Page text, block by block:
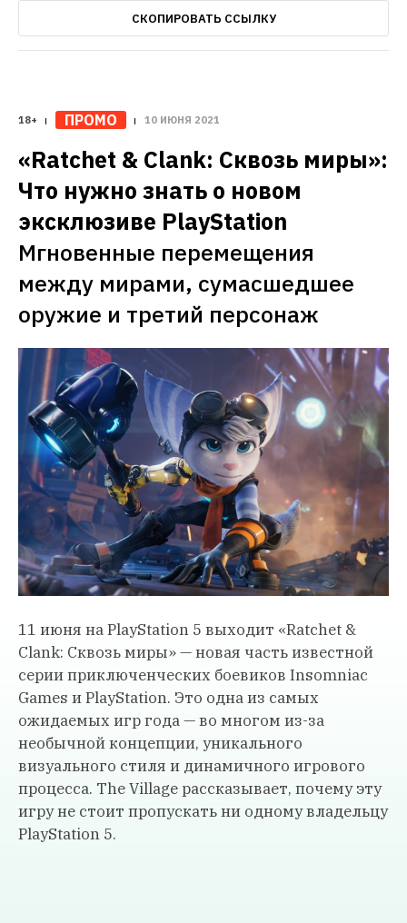
СКОПИРОВАТЬ ССЫЛКУ
18+ ПРОМО 10 ИЮНЯ 2021
«Ratchet & Clank: Сквозь миры»:
Что нужно знать о новом
эксклюзиве PlayStation
Мгновенные перемещения
между мирами, сумасшедшее
оружие и третий персонаж
11 июня на PlayStation 5 выходит «Ratchet &
Clank: Сквозь миры» — новая часть известной
серии приключенческих боевиков Insomniac
Games и PlayStation. Это одна из самых
ожидаемых игр года — во многом из-за
необычной концепции, уникального
визуального стиля и динамичного игрового
процесса. The Village рассказывает, почему эту
игру не стоит пропускать ни одному владельцу
PlayStation 5.